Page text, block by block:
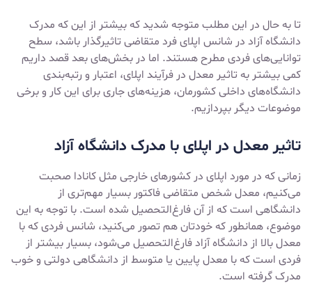
تا به حال در این مطلب متوجه شدید که بیشتر از این که مدرک
دانشگاه آزاد در شانس اپلای فرد متقاضی تاثیرگذار باشد، سطح
توانایی‌های فردی مطرح هستند. اما در بخش‌های بعد قصد داریم
کمی بیشتر به تاثیر معدل در فرآیند اپلای، اعتبار و رتبه‌بندی
دانشگاه‌های داخلی کشورمان، هزینه‌های جاری برای این کار و برخی
موضوعات دیگر بپردازیم.
تاثیر معدل در اپلای با مدرک دانشگاه آزاد
زمانی که در مورد اپلای در کشورهای خارجی مثل کانادا صحبت
می‌کنیم، معدل شخص متقاضی فاکتور بسیار مهم‌تری از
دانشگاهی است که از آن فارغ‌التحصیل شده است. با توجه به این
موضوع، همانطور که خودتان هم تصور می‌کنید، شانس فردی که با
معدل بالا از دانشگاه آزاد فارغ‌التحصیل می‌شود، بسیار بیشتر از
فردی است که با معدل پایین یا متوسط از دانشگاهی دولتی و خوب
مدرک گرفته است.